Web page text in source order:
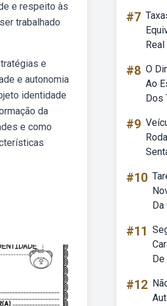
e respeito às
trabalhado
e
e autonomia
identidade
da
e como
#7
#8 O
Ao
Dos
#9
#10
#11
De
#12